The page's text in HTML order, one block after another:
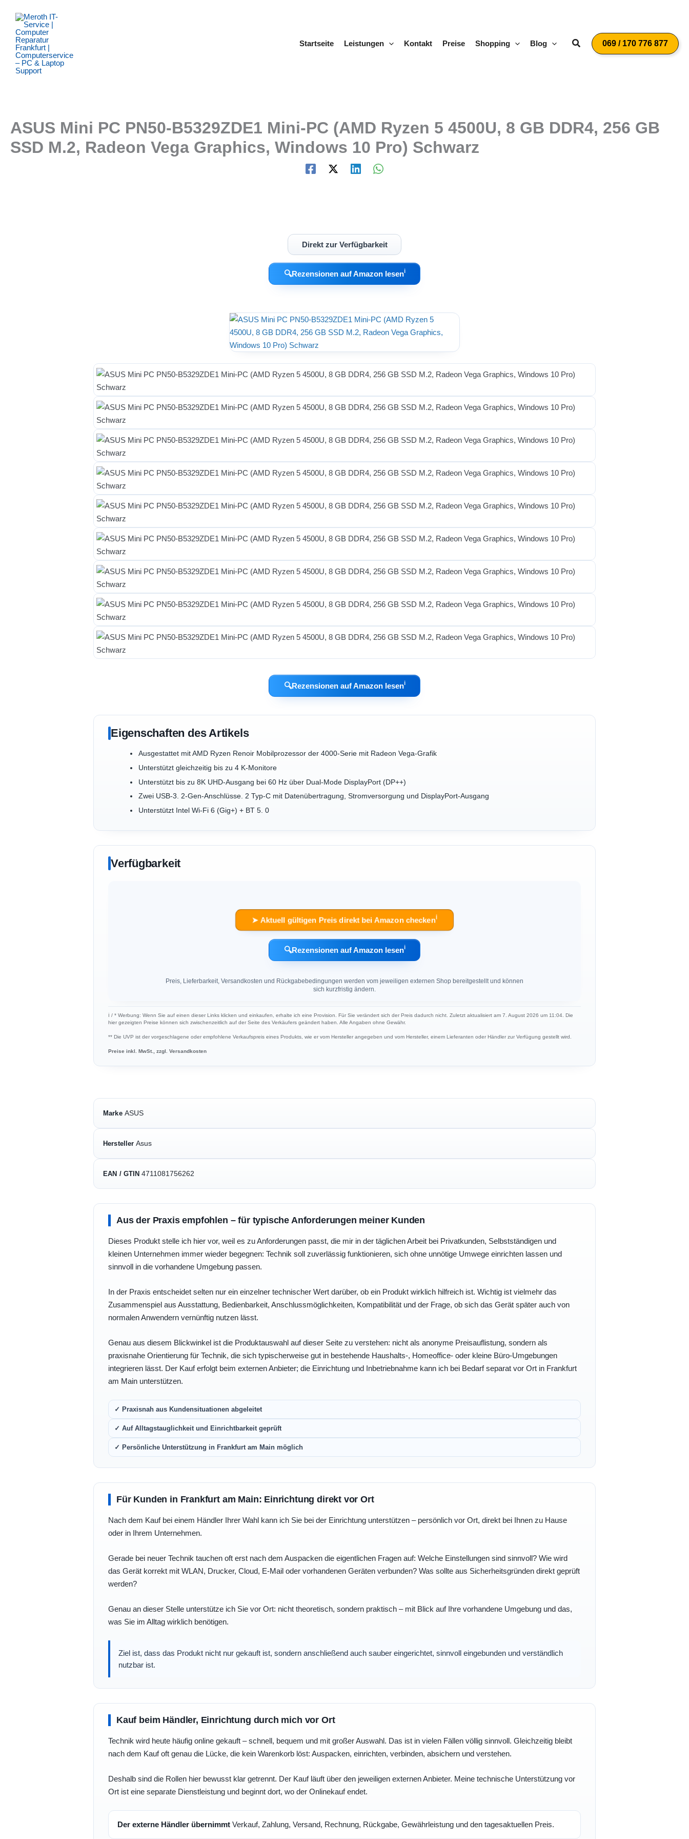
Inhalt
springen
Startseite
Leistungen Kontakt Preise Shopping Blog Suchen069 / 170 776 877
ASUS Mini PC PN50-B5329ZDE1 Mini-PC (AMD Ryzen 5 4500U, 8 GB DDR4, 256 GB
SSD M.2, Radeon Vega Graphics, Windows 10 Pro) Schwarz
Direkt zur Verfügbarkeit
🔍Rezensionen auf Amazon lesenℹ︎
🔍Rezensionen auf Amazon lesenℹ︎
Eigenschaften des Artikels
Ausgestattet mit AMD Ryzen Renoir Mobilprozessor der 4000-Serie mit Radeon Vega-Grafik
Unterstützt gleichzeitig bis zu 4 K-Monitore
Unterstützt bis zu 8K UHD-Ausgang bei 60 Hz über Dual-Mode DisplayPort (DP++)
Zwei USB-3. 2-Gen-Anschlüsse. 2 Typ-C mit Datenübertragung, Stromversorgung und DisplayPort-Ausgang
Unterstützt Intel Wi-Fi 6 (Gig+) + BT 5. 0
Verfügbarkeit
➤ Aktuell gültigen Preis direkt bei Amazon checkenℹ︎
🔍Rezensionen auf Amazon lesenℹ︎
Preis, Lieferbarkeit, Versandkosten und Rückgabebedingungen werden vom jeweiligen externen Shop bereitgestellt und können
sich kurzfristig ändern.
ℹ︎ / * Werbung: Wenn Sie auf einen dieser Links klicken und einkaufen, erhalte ich eine Provision. Für Sie verändert sich der Preis dadurch nicht. Zuletzt aktualisiert am 7. August 2026 um 11:04. Die
hier gezeigten Preise können sich zwischenzeitlich auf der Seite des Verkäufers geändert haben. Alle Angaben ohne Gewähr.
** Die UVP ist der vorgeschlagene oder empfohlene Verkaufspreis eines Produkts, wie er vom Hersteller angegeben und vom Hersteller, einem Lieferanten oder Händler zur Verfügung gestellt wird.
Preise inkl. MwSt., zzgl. Versandkosten
Marke ASUS
Hersteller Asus
EAN / GTIN 4711081756262
Aus der Praxis empfohlen – für typische Anforderungen meiner Kunden
Dieses Produkt stelle ich hier vor, weil es zu Anforderungen passt, die mir in der täglichen Arbeit bei Privatkunden, Selbstständigen und
kleinen Unternehmen immer wieder begegnen: Technik soll zuverlässig funktionieren, sich ohne unnötige Umwege einrichten lassen und
sinnvoll in die vorhandene Umgebung passen.
In der Praxis entscheidet selten nur ein einzelner technischer Wert darüber, ob ein Produkt wirklich hilfreich ist. Wichtig ist vielmehr das
Zusammenspiel aus Ausstattung, Bedienbarkeit, Anschlussmöglichkeiten, Kompatibilität und der Frage, ob sich das Gerät später auch von
normalen Anwendern vernünftig nutzen lässt.
Genau aus diesem Blickwinkel ist die Produktauswahl auf dieser Seite zu verstehen: nicht als anonyme Preisauflistung, sondern als
praxisnahe Orientierung für Technik, die sich typischerweise gut in bestehende Haushalts-, Homeoffice- oder kleine Büro-Umgebungen
integrieren lässt. Der Kauf erfolgt beim externen Anbieter; die Einrichtung und Inbetriebnahme kann ich bei Bedarf separat vor Ort in Frankfurt
am Main unterstützen.
✓ Praxisnah aus Kundensituationen abgeleitet
✓ Auf Alltagstauglichkeit und Einrichtbarkeit geprüft
✓ Persönliche Unterstützung in Frankfurt am Main möglich
Für Kunden in Frankfurt am Main: Einrichtung direkt vor Ort
Nach dem Kauf bei einem Händler Ihrer Wahl kann ich Sie bei der Einrichtung unterstützen – persönlich vor Ort, direkt bei Ihnen zu Hause
oder in Ihrem Unternehmen.
Gerade bei neuer Technik tauchen oft erst nach dem Auspacken die eigentlichen Fragen auf: Welche Einstellungen sind sinnvoll? Wie wird
das Gerät korrekt mit WLAN, Drucker, Cloud, E-Mail oder vorhandenen Geräten verbunden? Was sollte aus Sicherheitsgründen direkt geprüft
werden?
Genau an dieser Stelle unterstütze ich Sie vor Ort: nicht theoretisch, sondern praktisch – mit Blick auf Ihre vorhandene Umgebung und das,
was Sie im Alltag wirklich benötigen.
Ziel ist, dass das Produkt nicht nur gekauft ist, sondern anschließend auch sauber eingerichtet, sinnvoll eingebunden und verständlich
nutzbar ist.
Kauf beim Händler, Einrichtung durch mich vor Ort
Technik wird heute häufig online gekauft – schnell, bequem und mit großer Auswahl. Das ist in vielen Fällen völlig sinnvoll. Gleichzeitig bleibt
nach dem Kauf oft genau die Lücke, die kein Warenkorb löst: Auspacken, einrichten, verbinden, absichern und verstehen.
Deshalb sind die Rollen hier bewusst klar getrennt. Der Kauf läuft über den jeweiligen externen Anbieter. Meine technische Unterstützung vor
Ort ist eine separate Dienstleistung und beginnt dort, wo der Onlinekauf endet.
Der externe Händler übernimmt Verkauf, Zahlung, Versand, Rechnung, Rückgabe, Gewährleistung und den tagesaktuellen Preis.